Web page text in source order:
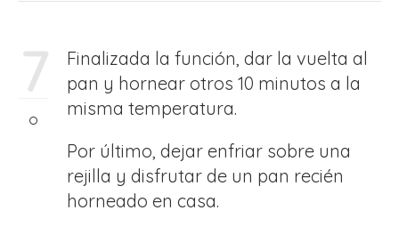
7
Finalizada la función, dar la vuelta al
pan y hornear otros 10 minutos a la
misma temperatura.
Por último, dejar enfriar sobre una
rejilla y disfrutar de un pan recién
horneado en casa.